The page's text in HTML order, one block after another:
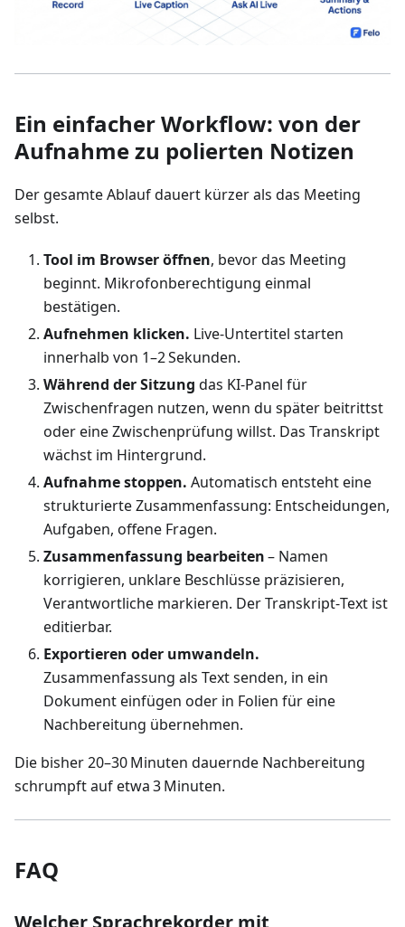
Ein einfacher Workflow: von der
Aufnahme zu polierten Notizen
Der gesamte Ablauf dauert kürzer als das Meeting
selbst.
Tool im Browser öffnen, bevor das Meeting
beginnt. Mikrofonberechtigung einmal
bestätigen.
Aufnehmen klicken. Live‑Untertitel starten
innerhalb von 1–2 Sekunden.
Während der Sitzung das KI‑Panel für
Zwischenfragen nutzen, wenn du später beitrittst
oder eine Zwischenprüfung willst. Das Transkript
wächst im Hintergrund.
Aufnahme stoppen. Automatisch entsteht eine
strukturierte Zusammenfassung: Entscheidungen,
Aufgaben, offene Fragen.
Zusammenfassung bearbeiten– Namen
korrigieren, unklare Beschlüsse präzisieren,
Verantwortliche markieren. Der Transkript‑Text ist
editierbar.
Exportieren oder umwandeln.
Zusammenfassung als Text senden, in ein
Dokument einfügen oder in Folien für eine
Nachbereitung übernehmen.
Die bisher 20–30 Minuten dauernde Nachbereitung
schrumpft auf etwa 3 Minuten.
FAQ
Welcher Sprachrekorder mit